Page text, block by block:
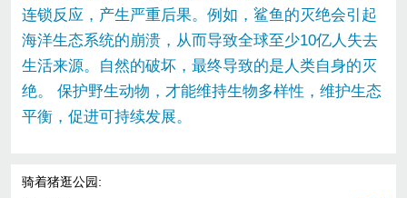
连锁反应，产生严重后果。例如，鲨鱼的灭绝会引起
海洋生态系统的崩溃，从而导致全球至少10亿人失去
生活来源。自然的破坏，最终导致的是人类自身的灭
绝。 保护野生动物，才能维持生物多样性，维护生态
平衡，促进可持续发展。
骑着猪逛公园: